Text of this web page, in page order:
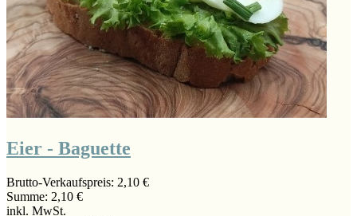
Eier - Baguette
Brutto-Verkaufspreis: 2,10 €
Summe: 2,10 €
inkl. MwSt.